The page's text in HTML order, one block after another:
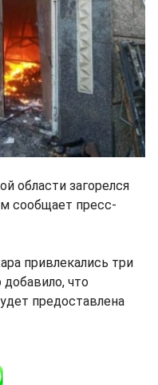
области загорелся
сообщает пресс-
привлекались три
что
предоставлена